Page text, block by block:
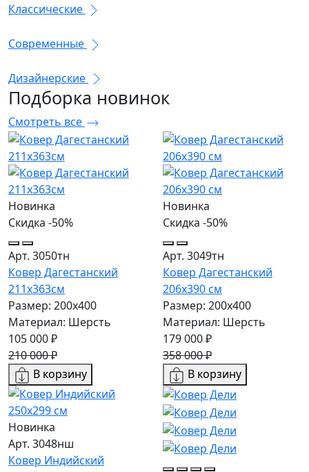
Классические
Современные
Дизайнерские
Подборка новинок
Смотреть все
Новинка
Скидка -50%
Арт. 3050тн
Ковер Дагестанский
211x363см
Размер: 200х400
Материал: Шерсть
105 000 ₽
210 000 ₽
В корзину
Новинка
Скидка -50%
Арт. 3049тн
Ковер Дагестанский
206x390 см
Размер: 200х400
Материал: Шерсть
179 000 ₽
358 000 ₽
В корзину
Новинка
Арт. 3048нш
Ковер Индийский